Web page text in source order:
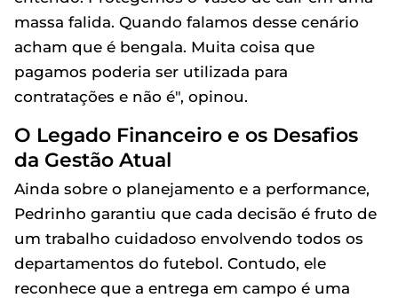
massa falida. Quando falamos desse cenário
acham que é bengala. Muita coisa que
pagamos poderia ser utilizada para
contratações e não é", opinou.
O Legado Financeiro e os Desafios
da Gestão Atual
Ainda sobre o planejamento e a performance,
Pedrinho garantiu que cada decisão é fruto de
um trabalho cuidadoso envolvendo todos os
departamentos do futebol. Contudo, ele
reconhece que a entrega em campo é uma